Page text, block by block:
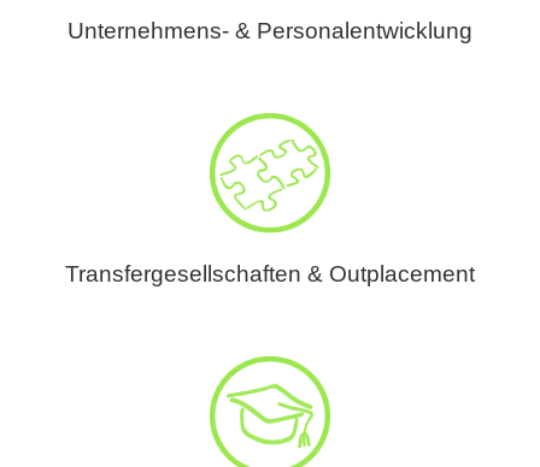
Unternehmens- & Personalentwicklung
Transfergesellschaften & Outplacement